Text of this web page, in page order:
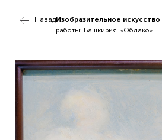
НазадИзобразительное искусство
работы: Башкирия. «Облако»